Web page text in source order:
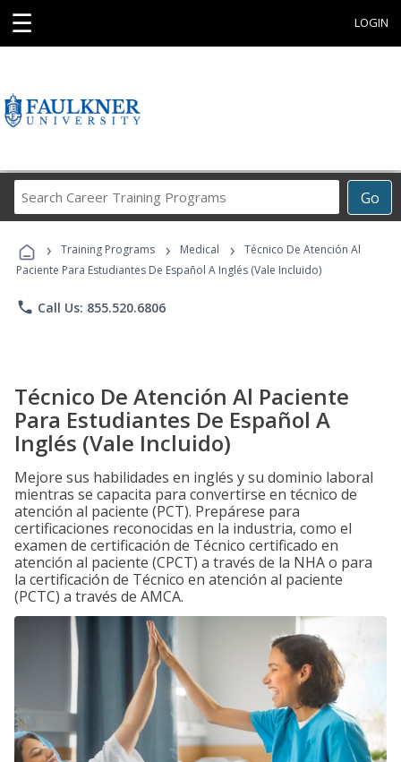
☰ LOGIN
Go
Career
Programs
› Training Programs › Medical ›
Técnico De Atención Al
Paciente Para Estudiantes De Español A Inglés (Vale Incluido)
phone Call Us: 855.520.6806
Técnico De Atención Al Paciente
Para Estudiantes De Español A
Inglés (Vale Incluido)
Mejore sus habilidades en inglés y su dominio laboral
mientras se capacita para convertirse en técnico de
atención al paciente (PCT). Prepárese para
certificaciones reconocidas en la industria, como el
examen de certificación de Técnico certificado en
atención al paciente (CPCT) a través de la NHA o para
la certificación de Técnico en atención al paciente
(PCTC) a través de AMCA.